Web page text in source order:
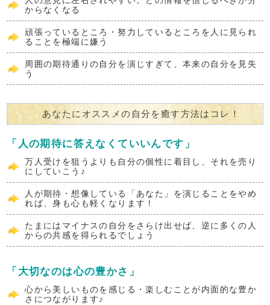
からなくなる
頑張っているところ・努力しているところを人に見られ
ることを極端に嫌う
周囲の期待通りの自分を演じすぎて、本来の自分を見失
う
あなたにオススメの自分を癒す方法はコレ！
「人の期待に答えなくていいんです」
万人受けを狙うよりも自分の個性に着目し、それを売り
にしていこう♪
人が期待・想像している「あなた」を演じることをやめ
れば、身も心も軽くなります！
たまにはマイナスの自分をさらけ出せば、逆に多くの人
からの共感を得られるでしょう
「大切なのは心の豊かさ」
心から美しいものを感じる・楽しむことが内面的な豊か
さにつながります♪